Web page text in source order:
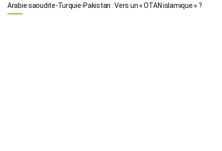
Arabie saoudite-Turquie-Pakistan : Vers un « OTAN islamique » ?